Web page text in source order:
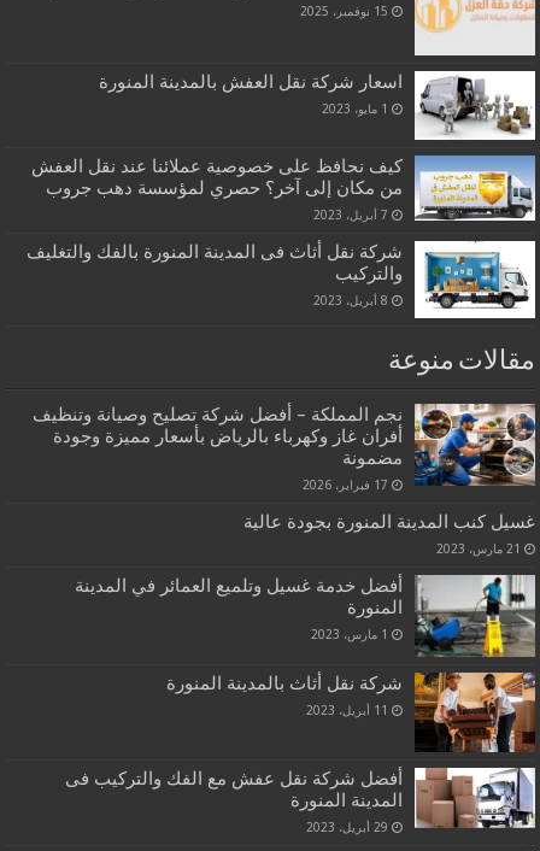
15 نوفمبر، 2025
اسعار شركة نقل العفش بالمدينة المنورة
1 مايو، 2023
كيف نحافظ على خصوصية عملائنا عند نقل العفش
من مكان إلى آخر؟ حصري لمؤسسة دهب جروب
7 أبريل، 2023
شركة نقل أثاث فى المدينة المنورة بالفك والتغليف
والتركيب
8 أبريل، 2023
مقالات منوعة
نجم المملكة – أفضل شركة تصليح وصيانة وتنظيف
أفران غاز وكهرباء بالرياض بأسعار مميزة وجودة
مضمونة
17 فبراير، 2026
غسيل كنب المدينة المنورة بجودة عالية
21 مارس، 2023
أفضل خدمة غسيل وتلميع العمائر في المدينة
المنورة
1 مارس، 2023
شركة نقل أثاث بالمدينة المنورة
11 أبريل، 2023
أفضل شركة نقل عفش مع الفك والتركيب فى
المدينة المنورة
29 أبريل، 2023